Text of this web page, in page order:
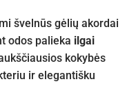
švelnūs gėlių akordai
odos palieka ilgai
kokybės
ir elegantišku